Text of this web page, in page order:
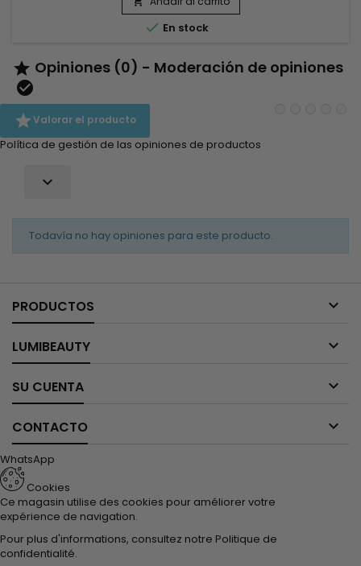
solares o defectos relacionados con el desequilibrio...
 En stock
 Opiniones (0) - Moderación de opiniones

Valorar el producto
Política de gestión de las opiniones de productos

Todavía no hay opiniones para este producto.
PRODUCTOS 
LUMIBEAUTY 
SU CUENTA 
CONTACTO 
WhatsApp
Cookies
Ce magasin utilise des cookies pour améliorer votre
expérience de navigation.
Pour plus d'informations, consultez notre Politique de
confidentialité.